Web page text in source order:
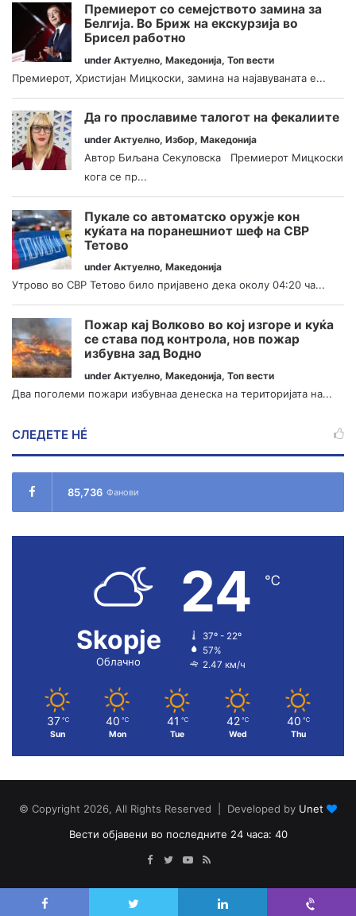
Премиерот со семејството замина за
Белгија. Во Бриж на екскурзија во
Брисел работно
under Актуелно, Македонија, Топ вести
Премиерот, Христијан Мицкоски, замина на најавуваната е...
Да го прославиме талогот на фекалиите
under Актуелно, Избор, Македонија
Автор Биљана Секуловска Премиерот Мицкоски
кога се пр...
Пукале со автоматско оружје кон
куќата на поранешниот шеф на СВР
Тетово
under Актуелно, Македонија
Утрово во СВР Тетово било пријавено дека околу 04:20 ча...
Пожар кај Волково во кој изгоре и куќа
се става под контрола, нов пожар
избувна зад Водно
under Актуелно, Македонија, Топ вести
Два поголеми пожари избувнаа денеска на територијата на...
СЛЕДЕТЕ НÉ
85,736 Фанови
Skopje
Облачно
24 ℃
37º - 22º
57%
2.47 км/ч
37 ℃
Sun
40 ℃
Mon
41 ℃
Tue
42 ℃
Wed
40 ℃
Thu
© Copyright 2026, All Rights Reserved | Developed by Unet
Вести објавени во последните 24 часа: 40
Facebook
TwitterYouTube
RSS